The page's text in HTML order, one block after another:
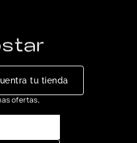
tu tienda
ofertas,